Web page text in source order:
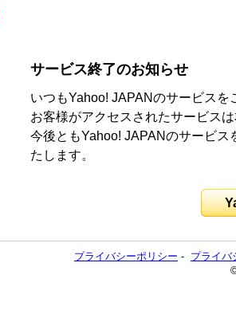
サービス終了のお知らせ
いつもYahoo! JAPANのサービス
お客様がアクセスされたサービス
今後ともYahoo! JAPANのサービ
たします。
プライバシーポリシー - プライバ